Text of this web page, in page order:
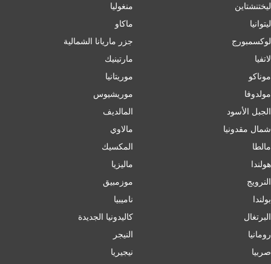
ليختنشتاين
ليتوانيا
لوكسمبورج
لاتفيا
موناكو
مولدوفا
الجبل الأسود
شمال مقدونيا
مالطا
هولندا
النرويج
بولندا
البرتغال
رومانيا
صربيا
منغوليا
ماكاو
جزر ماريانا الشمالية
مارتينيك
موريتانيا
موريشيوس
المالديف
مالاوي
المكسيك
ماليزيا
موزمبيق
ناميبيا
كاليدونيا الجديدة
النيجر
نيجيريا